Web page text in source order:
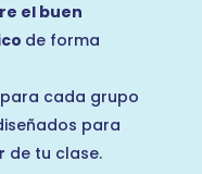
el buen
de forma
cada grupo
para
de tu clase.